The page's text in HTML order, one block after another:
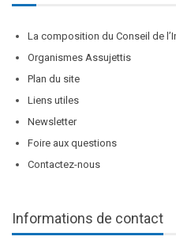
La composition du Conseil de
Organismes Assujettis
Plan du site
Liens utiles
Newsletter
Foire aux questions
Contactez-nous
Informations de contact